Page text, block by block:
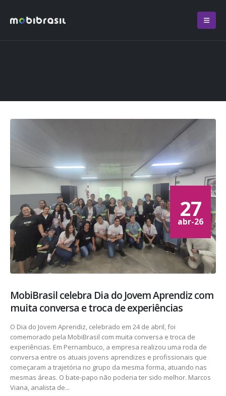
27
abr-26
MobiBrasil celebra Dia do Jovem Aprendiz com
muita conversa e troca de experiências
O Dia do Jovem Aprendiz, celebrado em 24 de abril, foi
comemorado pela MobiBrasil com muita conversa e troca de
experiências. Em Pernambuco, a empresa realizou uma roda de
conversa entre os atuais jovens aprendizes e profissionais que
começaram a trajetória no grupo da mesma forma, atuando nas
mesmas áreas. O bate-papo não poderia ter sido melhor. Marcos
Viana, analista de...